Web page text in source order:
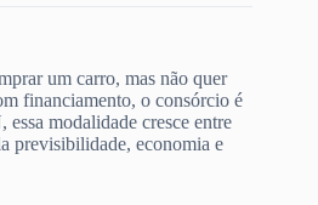
um carro, mas não quer
financiamento, o consórcio é
modalidade cresce entre
previsibilidade, economia e